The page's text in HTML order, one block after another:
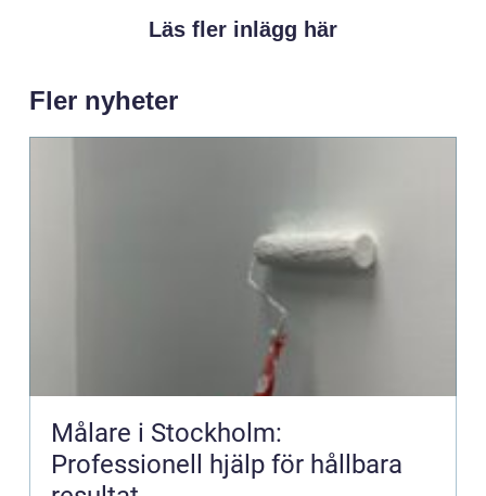
Läs fler inlägg här
Fler nyheter
Målare i Stockholm:
Professionell hjälp för hållbara